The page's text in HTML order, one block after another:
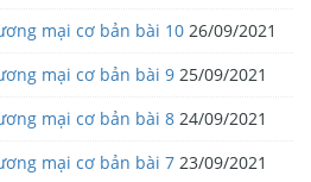
mại cơ bản bài 10 26/09/2021
mại cơ bản bài 9 25/09/2021
mại cơ bản bài 8 24/09/2021
mại cơ bản bài 7 23/09/2021